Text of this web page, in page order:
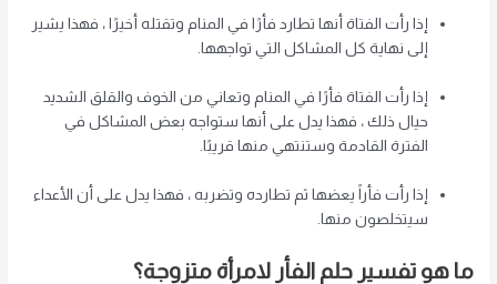
إذا رأت الفتاة أنها تطارد فأرًا في المنام وتقتله أخيرًا ، فهذا يشير
إلى نهاية كل المشاكل التي تواجهها.
إذا رأت الفتاة فأرًا في المنام وتعاني من الخوف والقلق الشديد
حيال ذلك ، فهذا يدل على أنها ستواجه بعض المشاكل في
الفترة القادمة وستنتهي منها قريبًا.
إذا رأت فأراً يعضها ثم تطارده وتضربه ، فهذا يدل على أن الأعداء
سيتخلصون منها.
ما هو تفسير حلم الفأر لامرأة متزوجة؟